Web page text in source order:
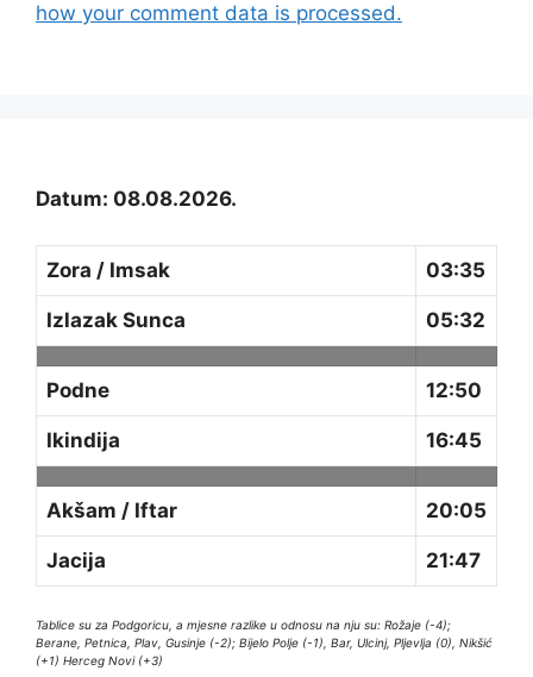
how your comment data is processed.
Datum: 08.08.2026.
Zora / Imsak 03:35
Izlazak Sunca 05:32
Podne 12:50
Ikindija 16:45
Akšam / Iftar 20:05
Jacija 21:47
Tablice su za Podgoricu, a mjesne razlike u odnosu na nju su: Rožaje (-4);
Berane, Petnica, Plav, Gusinje (-2); Bijelo Polje (-1), Bar, Ulcinj, Pljevlja (0), Nikšić
(+1) Herceg Novi (+3)